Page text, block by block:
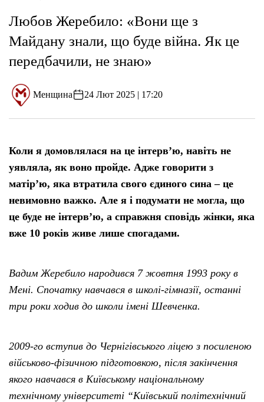
Любов Жеребило: «Вони ще з
Майдану знали, що буде війна. Як це
передбачили, не знаю»
Менщина 24 Лют 2025 | 17:20
Коли я домовлялася на це інтерв’ю, навіть не
уявляла, як воно пройде. Адже говорити з
матір’ю, яка втратила свого єдиного сина – це
невимовно важко. Але я і подумати не могла, що
це буде не інтерв’ю, а справжня сповідь жінки, яка
вже 10 років живе лише спогадами.
Вадим Жеребило народився 7 жовтня 1993 року в
Мені. Спочатку навчався в школі-гімназії, останні
три роки ходив до школи імені Шевченка.
2009-го вступив до Чернігівського ліцею з посиленою
військово-фізичною підготовкою, після закінчення
якого навчався в Київському національному
технічному університеті “Київський політехнічний